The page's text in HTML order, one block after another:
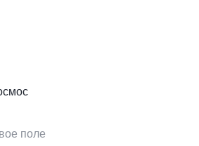
поле